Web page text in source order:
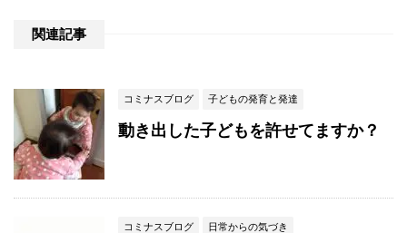
関連記事
コミナスブログ 子どもの発育と発達
動き出した子どもを許せてますか？
コミナスブログ 日常からの気づき